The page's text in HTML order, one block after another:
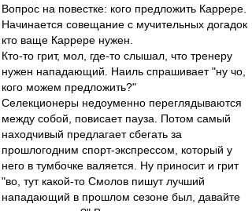
Вопрос на повестке: кого предложить Каррере.
Начинается совещание с мучительных догадок
кто ваще Каррере нужен.
Кто-то грит, мол, где-то слышал, что тренеру
нужен нападающий. Наиль спрашивает "ну чо,
кого можем предложить?"
Селекционеры недоуменно переглядываются
между собой, повисает пауза. Потом самый
находчивый предлагает сбегать за
прошлогодним спорт-экспрессом, который у
него в тумбочке валяется. Ну приносит и грит
"во, тут какой-то Смолов пишут лучший
нападающий в прошлом сезоне был, давайте